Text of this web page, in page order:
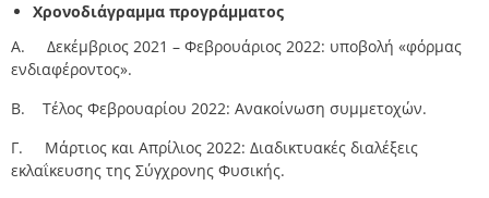
Χρονοδιάγραμμα προγράμματος
Α. Δεκέμβριος 2021 – Φεβρουάριος 2022: υποβολή «φόρμας
ενδιαφέροντος».
Β. Τέλος Φεβρουαρίου 2022: Ανακοίνωση συμμετοχών.
Γ. Μάρτιος και Απρίλιος 2022: Διαδικτυακές διαλέξεις
εκλαΐκευσης της Σύγχρονης Φυσικής.